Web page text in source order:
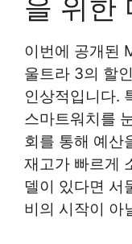
을 위한
이번에 공개된
울트라 3의 할
인상적입니다.
스마트워치를
회를 통해 예산
재고가 빠르게
델이 있다면 서
비의 시작이 아